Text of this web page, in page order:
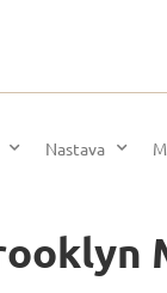
Nastava